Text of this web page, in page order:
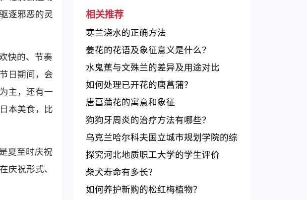
逐邪恶的灵
快的、节奏
日期间，会
主，还有一
本美食，比
夏至时庆祝
庆祝形式、
相关推荐
寒兰浇水的正确方法
姜花的花语及象征意义是什么？
水鬼蕉与文殊兰的差异及用途对比
如何处理已开花的唐菖蒲？
唐菖蒲花的寓意和象征
狗狗牙周炎的治疗方法有哪些？
乌克兰哈尔科夫国立城市规划学院的综
合评价如何？
探究河北地质职工大学的学生评价
柴犬寿命有多长？
如何养护新购的松红梅植物？